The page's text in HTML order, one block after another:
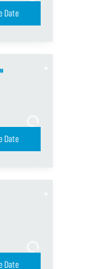
Date
Date
Date